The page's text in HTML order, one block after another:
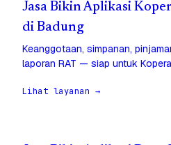
Jasa Bikin Aplikasi
di Badung
Keanggotaan, simpanan,
laporan RAT — siap untuk
Lihat layanan →